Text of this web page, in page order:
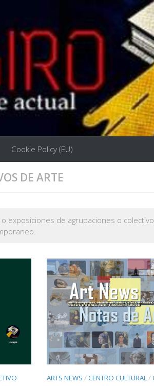
Cookie Policy (EU)
DE ARTE
o exposiciones de agrupaciones o
ARTS NEWS /CENTRO CULTURAL/